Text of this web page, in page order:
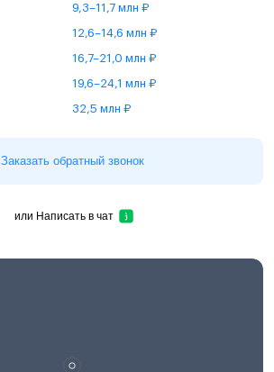
9,3–11,7 млн ₽
12,6–14,6 млн ₽
16,7–21,0 млн ₽
19,6–24,1 млн ₽
32,5 млн ₽
Заказать обратный звонок
или Написать в чат